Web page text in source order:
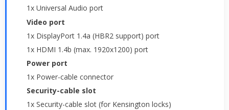
1x Universal Audio port
Video port
1x DisplayPort 1.4a (HBR2 support) port
1x HDMI 1.4b (max. 1920x1200) port
Power port
1x Power-cable connector
Security-cable slot
1x Security-cable slot (for Kensington locks)